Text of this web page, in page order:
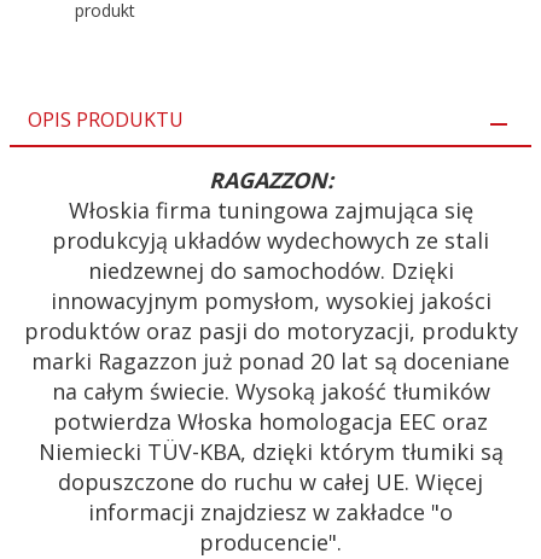
produkt
OPIS PRODUKTU
RAGAZZON:
Włoskia firma tuningowa zajmująca się
produkcyją układów wydechowych ze stali
niedzewnej do samochodów. Dzięki
innowacyjnym pomysłom, wysokiej jakości
produktów oraz pasji do motoryzacji, produkty
marki Ragazzon już ponad 20 lat są doceniane
na całym świecie. Wysoką jakość tłumików
potwierdza Włoska homologacja EEC oraz
Niemiecki TÜV-KBA, dzięki którym tłumiki są
dopuszczone do ruchu w całej UE. Więcej
informacji znajdziesz w zakładce "o
producencie".